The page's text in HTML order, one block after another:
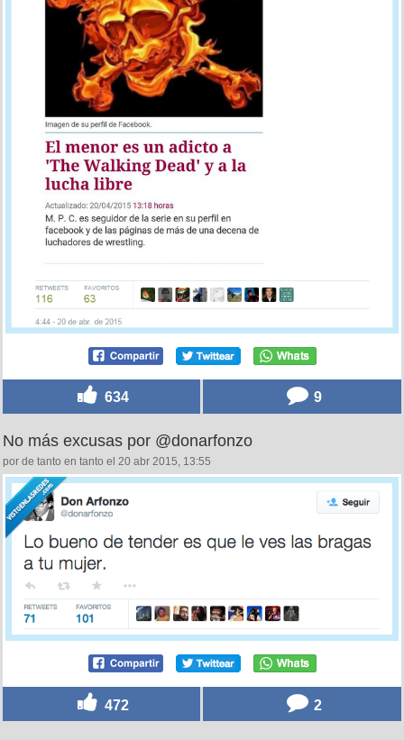
634 9
No más excusas por @donarfonzo
por de tanto en tanto el 20 abr 2015, 13:55
472 2